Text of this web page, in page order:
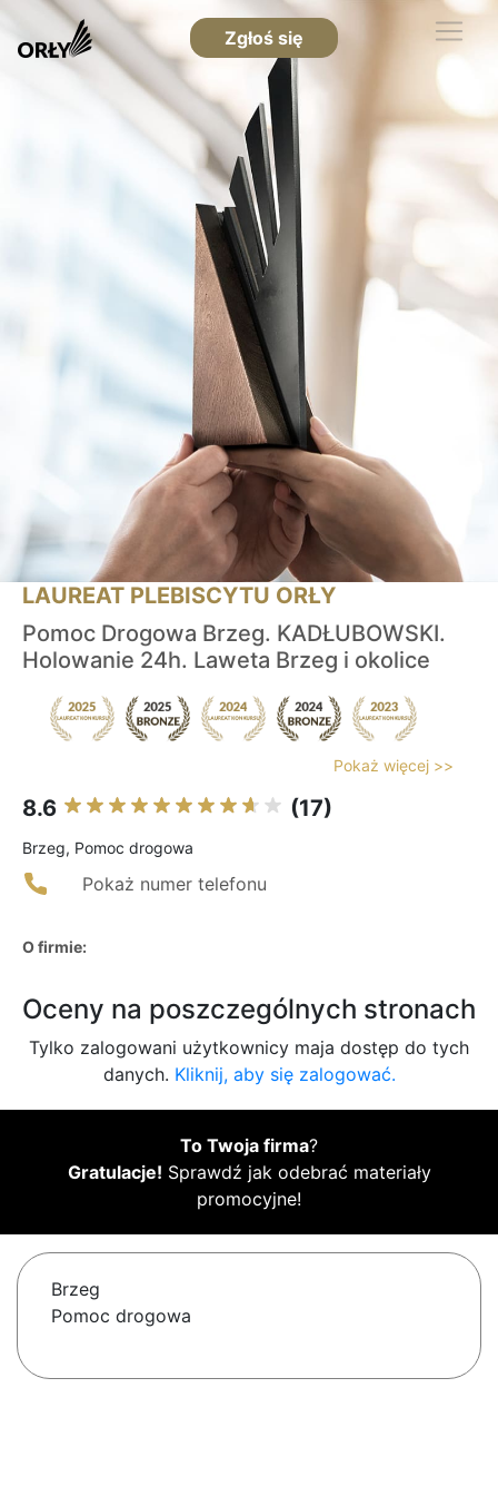
Zgłoś się
LAUREAT PLEBISCYTU ORŁY
Pomoc Drogowa Brzeg. KADŁUBOWSKI.
Holowanie 24h. Laweta Brzeg i okolice
Pokaż więcej >>
8.6 (17)
Brzeg, Pomoc drogowa
Pokaż numer telefonu
O firmie:
Oceny na poszczególnych stronach
Tylko zalogowani użytkownicy maja dostęp do tych
danych. Kliknij, aby się zalogować.
To Twoja firma?
Gratulacje! Sprawdź jak odebrać materiały
promocyjne!
Brzeg
Pomoc drogowa